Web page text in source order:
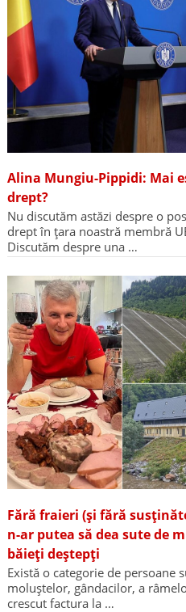
Alina Mungiu-Pippidi: Mai
drept?
Nu discutăm astăzi despre o
drept în țara noastră membră
Discutăm despre una …
Fără fraieri (și fără
n-ar putea să dea sute de
băieți deștepți
Există o categorie de persoane
moluștelor, gândacilor, a
crescut factura la …